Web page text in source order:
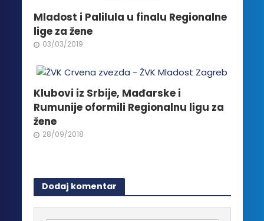
Mladost i Palilula u finalu Regionalne
lige za žene
03/03/2019
Klubovi iz Srbije, Mađarske i
Rumunije oformili Regionalnu ligu za
žene
28/09/2018
Dodaj komentar